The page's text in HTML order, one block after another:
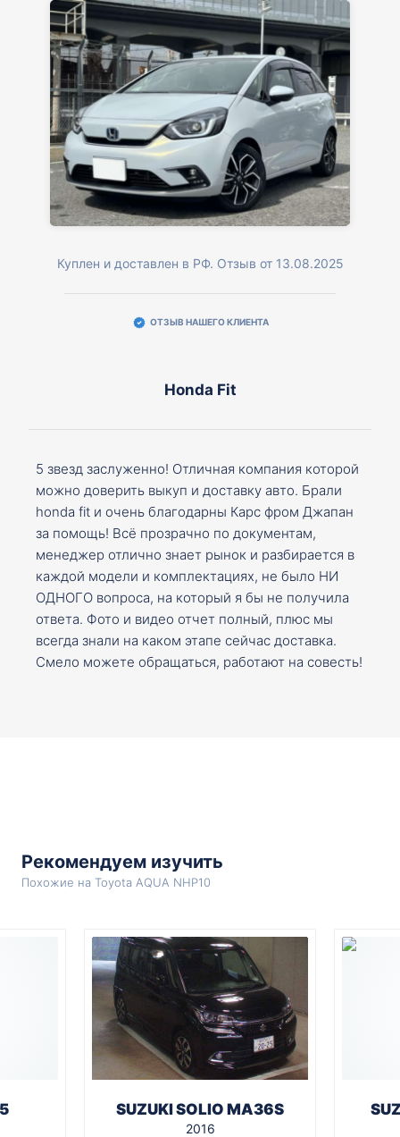
Куплен и доставлен в РФ. Отзыв от 13.08.2025
ОТЗЫВ НАШЕГО КЛИЕНТА
Honda Fit
5 звезд заслуженно! Отличная компания которой
можно доверить выкуп и доставку авто. Брали
honda fit и очень благодарны Карс фром Джапан
за помощь! Всё прозрачно по документам,
менеджер отлично знает рынок и разбирается в
каждой модели и комплектациях, не было НИ
ОДНОГО вопроса, на который я бы не получила
ответа. Фото и видео отчет полный, плюс мы
всегда знали на каком этапе сейчас доставка.
Смело можете обращаться, работают на совесть!
Рекомендуем изучить
Похожие на Toyota AQUA NHP10
SUZUKI SOLIO MA36S
2016